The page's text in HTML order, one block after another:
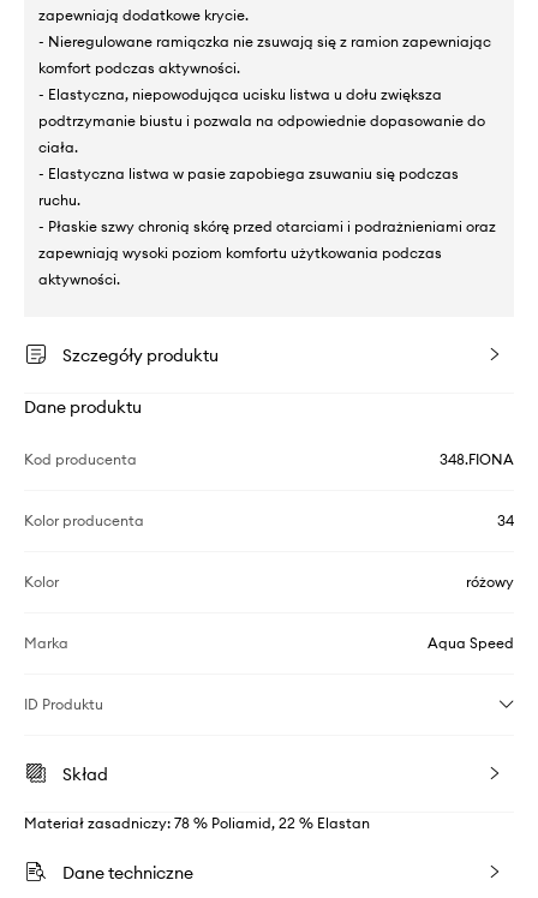
zapewniają dodatkowe krycie.
- Nieregulowane ramiączka nie zsuwają się z ramion zapewniając
komfort podczas aktywności.
- Elastyczna, niepowodująca ucisku listwa u dołu zwiększa
podtrzymanie biustu i pozwala na odpowiednie dopasowanie do
ciała.
- Elastyczna listwa w pasie zapobiega zsuwaniu się podczas
ruchu.
- Płaskie szwy chronią skórę przed otarciami i podrażnieniami oraz
zapewniają wysoki poziom komfortu użytkowania podczas
aktywności.
Szczegóły produktu
Dane produktu
Kod producenta 348.FIONA
Kolor producenta 34
Kolor różowy
Marka Aqua Speed
ID Produktu
Skład
Materiał zasadniczy: 78 % Poliamid, 22 % Elastan
Dane techniczne